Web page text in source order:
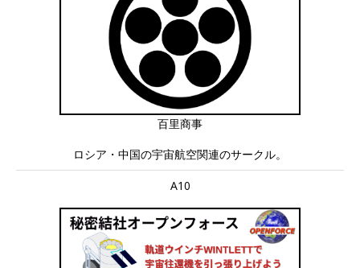
百里商事
ロシア・中国の宇宙航空関連のサークル。
A10